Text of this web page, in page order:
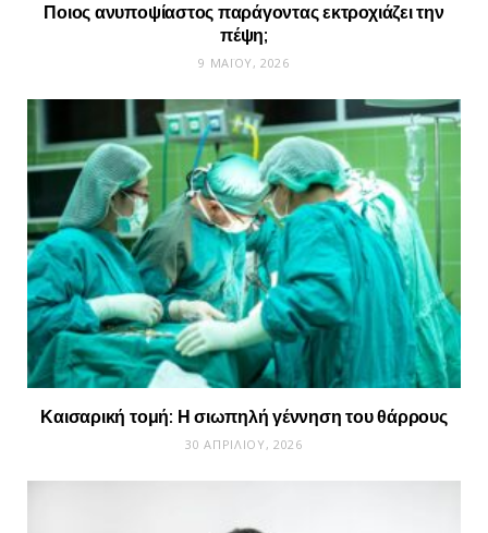
Ποιος ανυποψίαστος παράγοντας εκτροχιάζει την
πέψη;
9 ΜΑΪ́ΟΥ, 2026
Καισαρική τομή: Η σιωπηλή γέννηση του θάρρους
30 ΑΠΡΙΛΊΟΥ, 2026